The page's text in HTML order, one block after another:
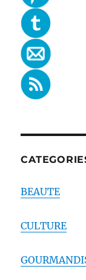
BEAUTE
CULTURE